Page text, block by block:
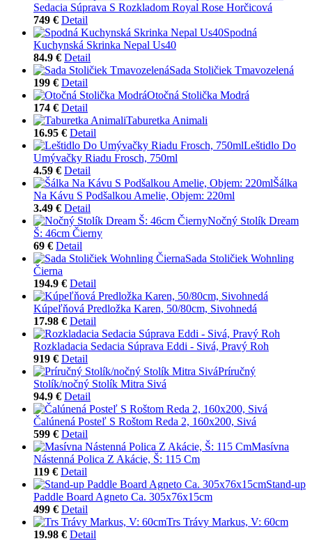
Sedacia Súprava S Rozkladom Royal Rose Horčicová
749 € Detail
Spodná
Kuchynská Skrinka Nepal Us40
84.9 € Detail
Sada Stoličiek Tmavozelená
199 € Detail
Otočná Stolička Modrá
174 € Detail
Taburetka Animali
16.95 € Detail
Leštidlo Do
Umývačky Riadu Frosch, 750ml
4.59 € Detail
Šálka
Na Kávu S Podšalkou Amelie, Objem: 220ml
3.49 € Detail
Nočný Stolík Dream
Š: 46cm Čierny
69 € Detail
Sada Stoličiek Wohnling
Čierna
194.9 € Detail
Kúpeľňová Predložka Karen, 50/80cm, Sivohnedá
17.98 € Detail
Rozkladacia Sedacia Súprava Eddi - Sivá, Pravý Roh
919 € Detail
Príručný
Stolík/nočný Stolík Mitra Sivá
94.9 € Detail
Čalúnená Posteľ S Roštom Reda 2, 160x200, Sivá
599 € Detail
Masívna
Nástenná Polica Z Akácie, Š: 115 Cm
119 € Detail
Stand-up
Paddle Board Agneto Ca. 305x76x15cm
499 € Detail
Trs Trávy Markus, V: 60cm
19.98 € Detail